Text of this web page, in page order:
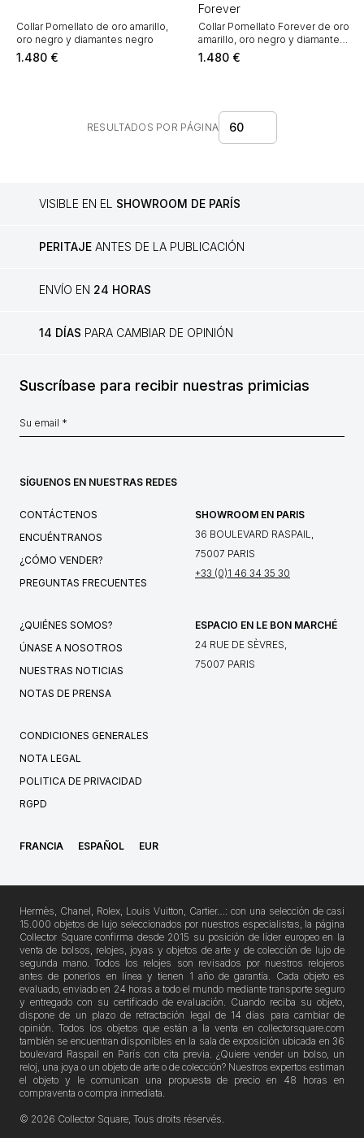
Collar Pomellato de oro amarillo,
oro negro y diamantes negro
1.480 €
Forever
Collar Pomellato Forever de oro
amarillo, oro negro y diamantes
negro
1.480 €
RESULTADOS POR PÁGINA 60
VISIBLE EN EL SHOWROOM DE PARÍS
PERITAJE ANTES DE LA PUBLICACIÓN
ENVÍO EN 24 HORAS
14 DÍAS PARA CAMBIAR DE OPINIÓN
Suscríbase para recibir nuestras primicias
SÍGUENOS EN NUESTRAS REDES
CONTÁCTENOS
ENCUÉNTRANOS
¿CÓMO VENDER?
PREGUNTAS FRECUENTES
SHOWROOM EN PARIS
36 BOULEVARD RASPAIL,
75007 PARIS
+33 (0)1 46 34 35 30
¿QUIÉNES SOMOS?
ÚNASE A NOSOTROS
NUESTRAS NOTICIAS
NOTAS DE PRENSA
ESPACIO EN LE BON MARCHÉ
24 RUE DE SÈVRES,
75007 PARIS
CONDICIONES GENERALES
NOTA LEGAL
POLITICA DE PRIVACIDAD
RGPD
FRANCIA ESPAÑOL EUR
Hermès, Chanel, Rolex, Louis Vuitton, Cartier…: con una selección de casi
15.000 objetos de lujo seleccionados por nuestros especialistas, la página
Collector Square confirma desde 2015 su posición de líder europeo en la
venta de bolsos, relojes, joyas y objetos de arte y de colección de lujo de
segunda mano. Todos los relojes son revisados por nuestros relojeros
antes de ponerlos en línea y tienen 1 año de garantía. Cada objeto es
evaluado, enviado en 24 horas a todo el mundo mediante transporte seguro
y entregado con su certificado de evaluación. Cuando reciba su objeto,
dispone de un plazo de retractación legal de 14 días para cambiar de
opinión. Todos los objetos que están a la venta en collectorsquare.com
también se encuentran disponibles en la sala de exposición ubicada en 36
boulevard Raspail en París con cita previa. ¿Quiere vender un bolso, un
reloj, una joya o un objeto de arte o de colección? Nuestros expertos estiman
el objeto y le comunican una propuesta de precio en 48 horas en
compraventa o compra inmediata.
© 2026 Collector Square, Tous droits réservés.